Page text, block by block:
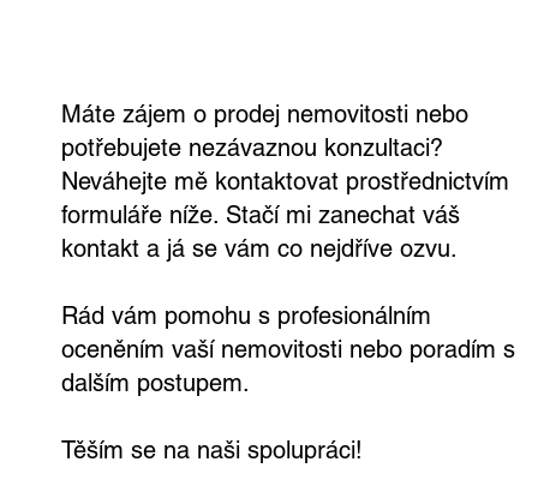
Máte zájem o prodej nemovitosti nebo
potřebujete nezávaznou konzultaci?
Neváhejte mě kontaktovat prostřednictvím
kontakt a já se vám co nejdříve ozvu.
Rád vám pomohu s profesionálním
dalším postupem.